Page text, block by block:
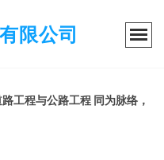
限公司
工程与公路工程 同为脉络，